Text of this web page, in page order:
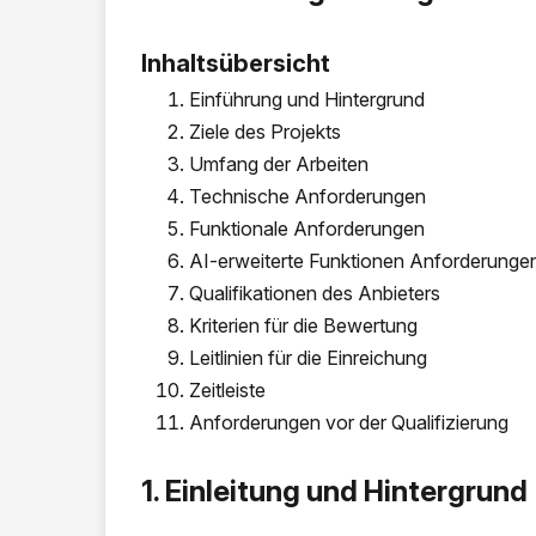
Inhaltsübersicht
Einführung und Hintergrund
Ziele des Projekts
Umfang der Arbeiten
Technische Anforderungen
Funktionale Anforderungen
AI-erweiterte Funktionen
Qualifikationen des Anbieters
Kriterien für die Bewertung
Leitlinien für die Einreichung
Zeitleiste
Anforderungen vor der Qualifizierung
1. Einleitung und Hintergrund